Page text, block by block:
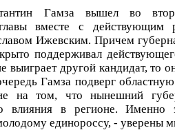
Гамза вышел во
главы вместе с действующим
Ижевским. Причем
поддерживал
выиграет другой кандидат, то
Гамза подверг областную
на том, что нынешний
влияния в регионе. Именно
единороссу, - уверены